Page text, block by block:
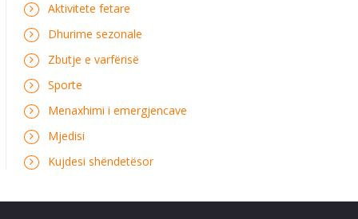
Aktivitete fetare
Dhurime sezonale
Zbutje e varfërisë
Sporte
Menaxhimi i emergjencave
Mjedisi
Kujdesi shëndetësor